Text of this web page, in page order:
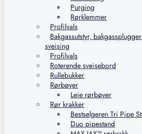
Purging
Rørklemmer
Profilvals
Bakgassutstyr,
sveising
Profilvals
Roterende sveisebord
Rullebukker
Rørbøyer
Leie rørbøyer
Rør krakker
Bestselgeren Tri Pipe
Duo pipestand